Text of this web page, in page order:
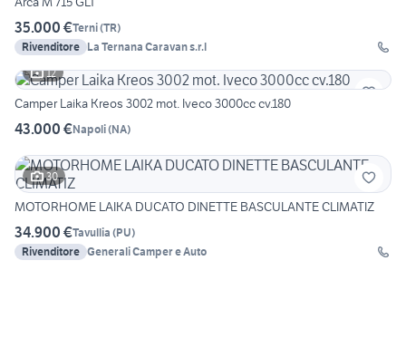
35.000 €Terni(TR)
Rivenditore La Ternana Caravan s.r.l
12
Camper Laika Kreos 3002 mot. Iveco 3000cc cv.180
43.000 €Napoli(NA)
30
MOTORHOME LAIKA DUCATO DINETTE BASCULANTE CLIMATIZ
34.900 €Tavullia (PU)
Rivenditore Generali Camper e Auto